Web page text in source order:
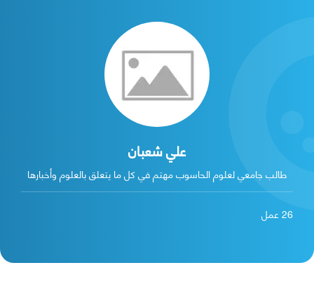
علي شعبان
طالب جامعي لعلوم الحاسوب مهتم في كل ما يتعلق بالعلوم وأخبارها
26عمل